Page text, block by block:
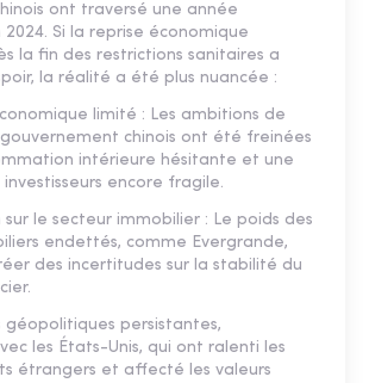
ont traversé une année
Si la reprise économique
la fin des restrictions sanitaires a
la réalité a été plus nuancée :
limité : Les ambitions de
gouvernement chinois ont été freinées
intérieure hésitante et une
encore fragile.
sur le secteur immobilier : Le poids des
endettés, comme Evergrande,
des incertitudes sur la stabilité du
géopolitiques persistantes,
les États-Unis, qui ont ralenti les
étrangers et affecté les valeurs